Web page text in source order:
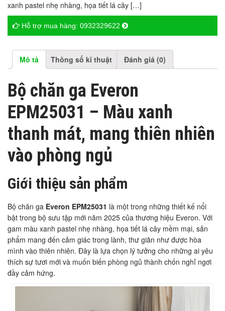
xanh pastel nhẹ nhàng, họa tiết lá cây […]
Hỗ trợ mua hàng: 0932329622
Mô tả Thông số kĩ thuật Đánh giá (0)
Bộ chăn ga Everon
EPM25031 – Màu xanh
thanh mát, mang thiên nhiên
vào phòng ngủ
Giới thiệu sản phẩm
Bộ chăn ga Everon EPM25031 là một trong những thiết kế nổi
bật trong bộ sưu tập mới năm 2025 của thương hiệu Everon. Với
gam màu xanh pastel nhẹ nhàng, họa tiết lá cây mềm mại, sản
phẩm mang đến cảm giác trong lành, thư giãn như được hòa
mình vào thiên nhiên. Đây là lựa chọn lý tưởng cho những ai yêu
thích sự tươi mới và muốn biến phòng ngủ thành chốn nghỉ ngơi
đầy cảm hứng.